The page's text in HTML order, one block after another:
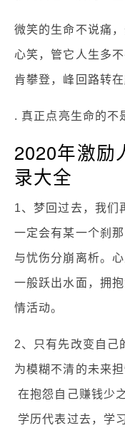
微笑的生命不说痛
心笑，管它人生多
肯攀登，峰回路转
. 真正点亮生命的不
2020年激励
录大全
1、梦回过去，我们
一定会有某一个刹
与忧伤分崩离析。
一般跃出水面，拥
情活动。
2、只有先改变自己
为模糊不清的未来
在抱怨自己赚钱少
学历代表过去，学